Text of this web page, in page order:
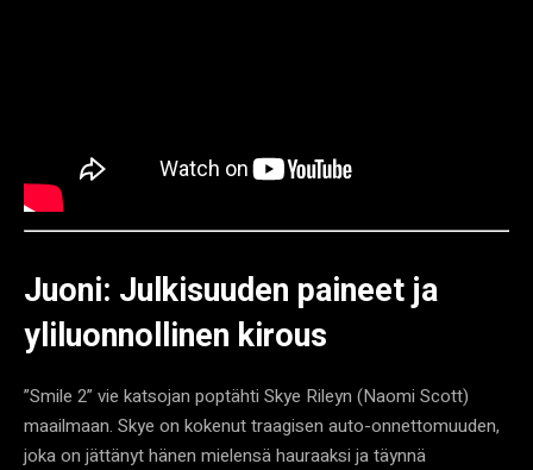
Juoni: Julkisuuden paineet ja
yliluonnollinen kirous
”Smile 2” vie katsojan poptähti Skye Rileyn (Naomi Scott)
maailmaan. Skye on kokenut traagisen auto-onnettomuuden,
joka on jättänyt hänen mielensä hauraaksi ja täynnä